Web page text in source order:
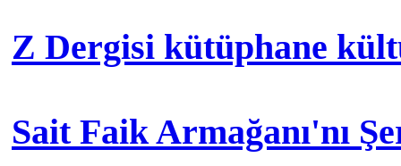
Z Dergisi kütüphane
Sait Faik Armağanı'nı